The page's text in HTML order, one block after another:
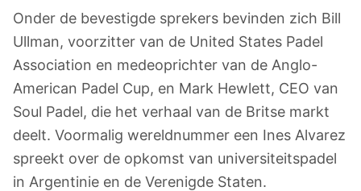
Onder de bevestigde sprekers bevinden zich Bill
Ullman, voorzitter van de United States Padel
Association en medeoprichter van de Anglo-
American Padel Cup, en Mark Hewlett, CEO van
Soul Padel, die het verhaal van de Britse markt
deelt. Voormalig wereldnummer een Ines Alvarez
spreekt over de opkomst van universiteitspadel
in Argentinie en de Verenigde Staten.